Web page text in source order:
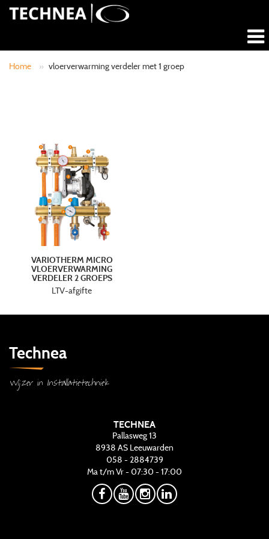
Home » vloerverwarming verdeler met 1 groep
VARIOTHERM MICRO
VLOERVERWARMING
VERDELER 2 GROEPS
LTV-afgifte
Technea
Wijzer in Installatietechniek
TECHNEA
Pallasweg 13
8938 AS Leeuwarden
058 - 2884739
Ma t/m Vr - 07:30 - 17:00